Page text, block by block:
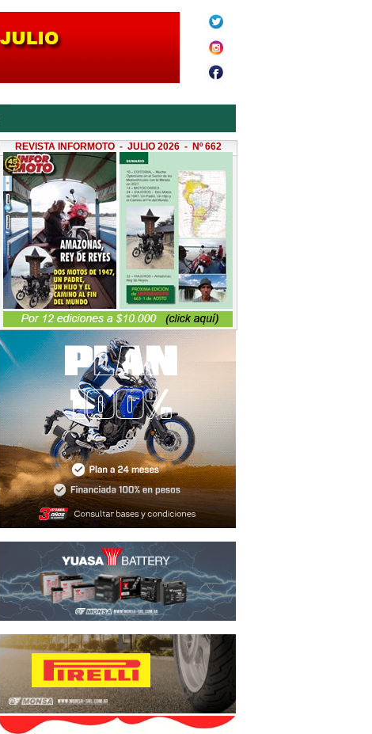
REVISTA INFORMOTO - JULIO 2026 - Nº 662